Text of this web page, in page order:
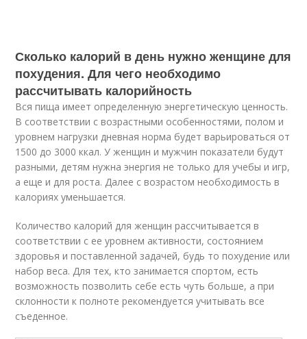
Сколько калорий в день нужно женщине для
похудения. Для чего необходимо
рассчитывать калорийность
Вся пища имеет определенную энергетическую ценность.
В соответствии с возрастными особенностями, полом и
уровнем нагрузки дневная норма будет варьироваться от
1500 до 3000 ккал. У женщин и мужчин показатели будут
разными, детям нужна энергия не только для учебы и игр,
а еще и для роста. Далее с возрастом необходимость в
калориях уменьшается.
Количество калорий для женщин рассчитывается в
соответствии с ее уровнем активности, состоянием
здоровья и поставленной задачей, будь то похудение или
набор веса. Для тех, кто занимается спортом, есть
возможность позволить себе есть чуть больше, а при
склонности к полноте рекомендуется учитывать все
съеденное.